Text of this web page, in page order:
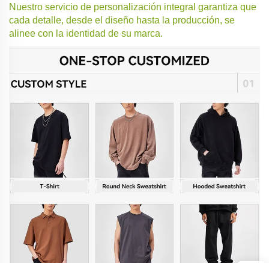
Nuestro servicio de personalización integral garantiza que
cada detalle, desde el diseño hasta la producción, se
alinee con la identidad de su marca.